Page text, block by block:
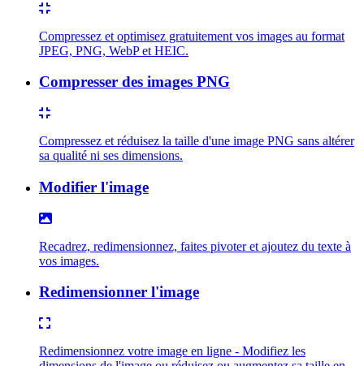
Compressez et optimisez gratuitement vos images au format
JPEG, PNG, WebP et HEIC.
Compresser des images PNG
Compressez et réduisez la taille d'une image PNG sans altérer
sa qualité ni ses dimensions.
Modifier l'image
Recadrez, redimensionnez, faites pivoter et ajoutez du texte à
vos images.
Redimensionner l'image
Redimensionnez votre image en ligne - Modifiez les